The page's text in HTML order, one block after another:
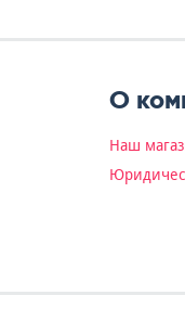
О
Наш